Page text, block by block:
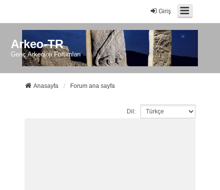
Giriş
Arkeo-TR
Genç Arkeoloji Forumları
Anasayfa Forum ana sayfa
Dil: